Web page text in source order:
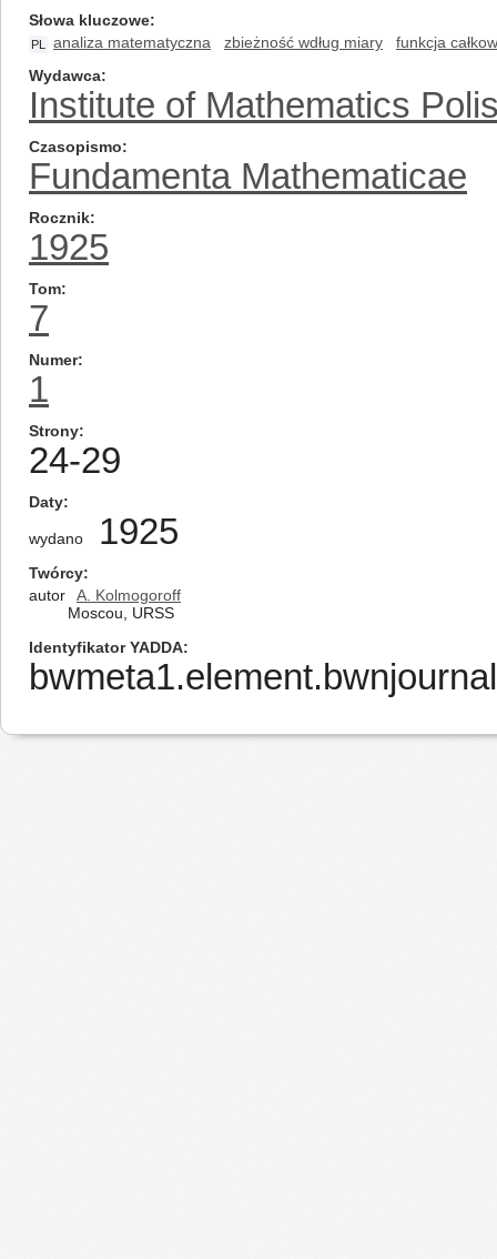
Słowa kluczowe
PL analiza matematyczna zbieżność wdług miary
funkcja
Wydawca
Institute of Mathematics
Czasopismo
Fundamenta Mathematicae
Rocznik
1925
Tom
7
Numer
1
Strony
24-29
Daty
wydano 1925
Twórcy
autor
A. Kolmogoroff
Moscou, URSS
Identyfikator YADDA